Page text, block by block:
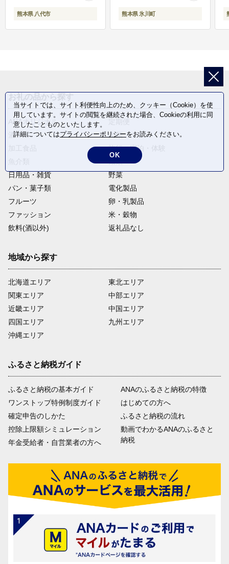
熊本県 八代市 熊本県 氷川町
ANAオリジナル
酒
肉類
旅行・宿泊・体験
麺類
日用品・雑貨
野菜
パン・菓子類
電化製品
フルーツ
卵・乳製品
ファッション
米・穀物
飲料(酒以外)
返礼品なし
地域から探す
北海道エリア
関東エリア
近畿エリア
四国エリア
沖縄エリア
東北エリア
中部エリア
中国エリア
九州エリア
ふるさと納税ガイド
ふるさと納税の基本ガイド
ワンストップ特例制度ガイド
確定申告のしかた
控除上限額シミュレーション
年金受給者・自営業者の方へ
ANAのふるさと納税の特徴
はじめての方へ
ふるさと納税の流れ
動画でわかるANAのふるさと
納税
当サイトでは、サイト利便性向上のため、クッキー（Cookie）を使
用しています。サイトの閲覧を継続された場合、Cookieの利用に同
意したことものといたします。
詳細についてはプライバシーポリシーをお読みください。
OK